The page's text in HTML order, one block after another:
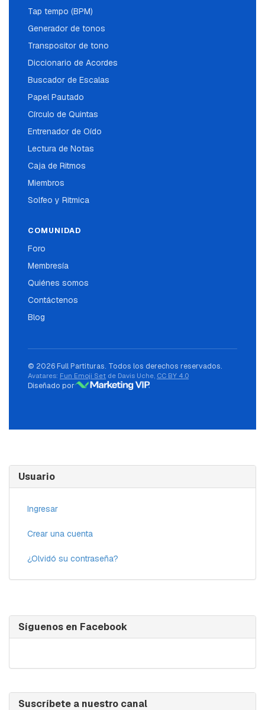
Tap tempo (BPM)
Generador de tonos
Transpositor de tono
Diccionario de Acordes
Buscador de Escalas
Papel Pautado
Círculo de Quintas
Entrenador de Oído
Lectura de Notas
Caja de Ritmos
Miembros
Solfeo y Ritmica
COMUNIDAD
Foro
Membresía
Quiénes somos
Contáctenos
Blog
© 2026 Full Partituras. Todos los derechos reservados.
Avatares: Fun Emoji Set de Davis Uche, CC BY 4.0
Diseñado por
Usuario
Ingresar
Crear una cuenta
¿Olvidó su contraseña?
Síguenos en Facebook
Suscríbete a nuestro canal